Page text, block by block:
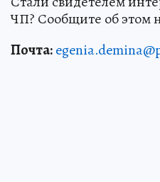
ЧП? Сообщите об
Почта: